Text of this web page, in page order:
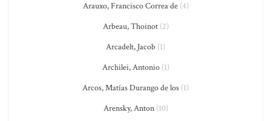
Arauxo, Francisco Correa de(4)
Arbeau, Thoinot(2)
Arcadelt, Jacob (1)
Archilei, Antonio(1)
Arcos, Matías Durango de los (1)
Arensky, Anton(10)